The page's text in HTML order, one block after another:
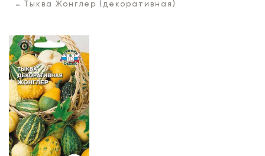
Тыква Жонглер (декоративная)